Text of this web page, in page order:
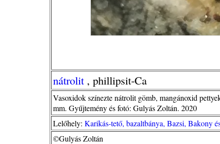
nátrolit , phillipsit-Ca
Vasoxidok színezte nátrolit gömb, mangánoxid
mm. Gyűjtemény és fotó: Gulyás Zoltán. 2020
Lelőhely: Karikás-tető, bazaltbánya, Bazsi, Bakony
©Gulyás Zoltán